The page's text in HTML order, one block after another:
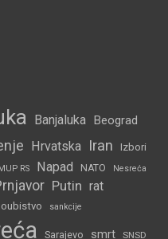
Banjaluka Beograd
Hrvatska Iran Izbori
MUP RS Napad NATO Nesreća
Putin rat
sankcije
Sarajevo smrt SNSD